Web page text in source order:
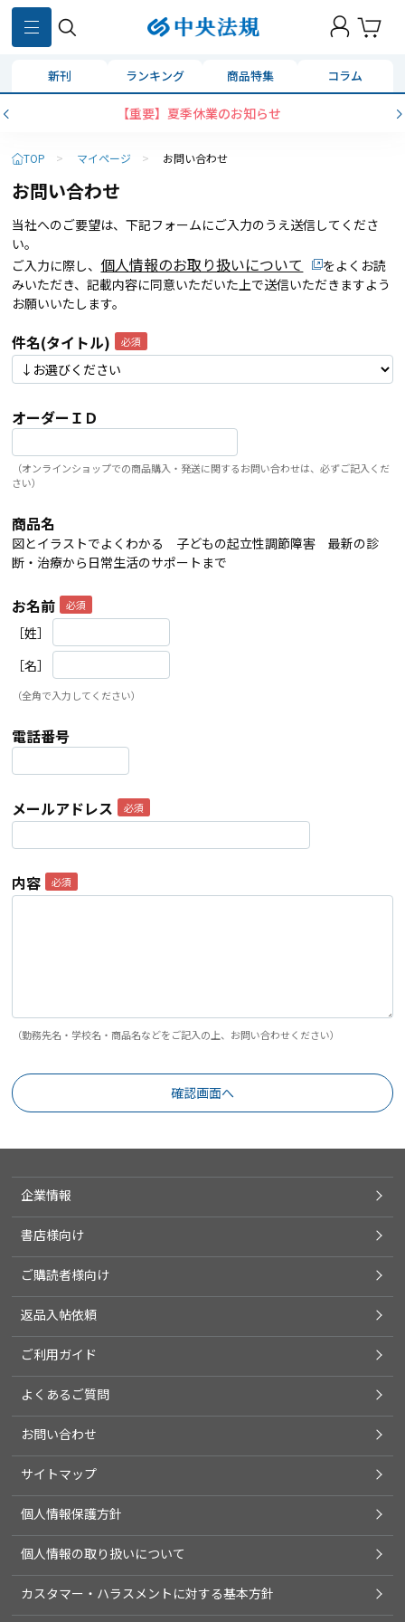
新刊 ランキング 商品特集 コラム
【重要】夏季休業のお知らせ
TOP > マイページ > お問い合わせ
お問い合わせ
当社へのご要望は、下記フォームにご入力のうえ送信してくださ
い。
ご入力に際し、 個人情報のお取り扱いについて
をよくお読
みいただき、記載内容に同意いただいた上で送信いただきますよう
お願いいたします。
件名(タイトル)
オーダーＩＤ
（オンラインショップでの商品購入・発送に関するお問い合わせは、必ずご記入くだ
さい）
商品名
図とイラストでよくわかる 子どもの起立性調節障害 最新の診
断・治療から日常生活のサポートまで
お名前
［姓］
［名］
（全角で入力してください）
電話番号
メールアドレス
内容
（勤務先名・学校名・商品名などをご記入の上、お問い合わせください）
企業情報
書店様向け
ご購読者様向け
返品入帖依頼
ご利用ガイド
よくあるご質問
お問い合わせ
サイトマップ
個人情報保護方針
個人情報の取り扱いについて
カスタマー・ハラスメントに対する基本方針